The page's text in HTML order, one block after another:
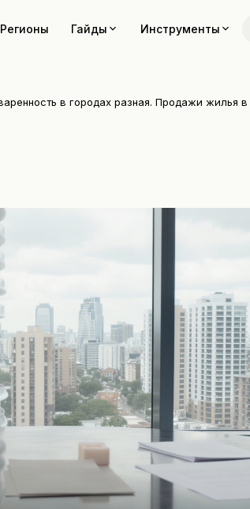
Регионы Гайды Инструменты
в городах разная. Продажи жилья